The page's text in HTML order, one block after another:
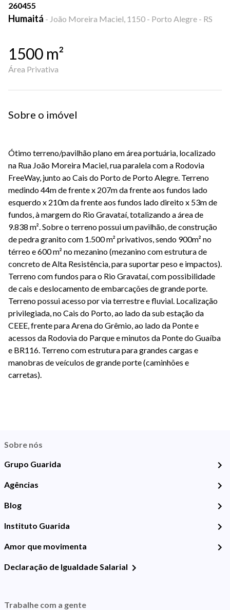
260455
Humaitá - João Moreira Maciel, 1150 - Porto Alegre - RS
1500 m²
Área Privativa
Sobre o imóvel
Ótimo terreno/pavilhão plano em área portuária, localizado
na Rua João Moreira Maciel, rua paralela com a Rodovia
FreeWay, junto ao Cais do Porto de Porto Alegre. Terreno
medindo 44m de frente x 207m da frente aos fundos lado
esquerdo x 210m da frente aos fundos lado direito x 53m de
fundos, à margem do Rio Gravataí, totalizando a área de
9.838 m². Sobre o terreno possui um pavilhão, de construção
de pedra granito com 1.500 m² privativos, sendo 900m² no
térreo e 600 m² no mezanino (mezanino com estrutura de
concreto de Alta Resistência, para suportar peso e impactos).
Terreno com fundos para o Rio Gravataí, com possibilidade
de cais e deslocamento de embarcações de grande porte.
Terreno possui acesso por via terrestre e fluvial. Localização
privilegiada, no Cais do Porto, ao lado da sub estação da
CEEE, frente para Arena do Grêmio, ao lado da Ponte e
acessos da Rodovia do Parque e minutos da Ponte do Guaíba
e BR116. Terreno com estrutura para grandes cargas e
manobras de veículos de grande porte (caminhões e
carretas).
Sobre nós
Grupo Guarida
Agências
Blog
Instituto Guarida
Amor que movimenta
Declaração de Igualdade Salarial
Trabalhe com a gente